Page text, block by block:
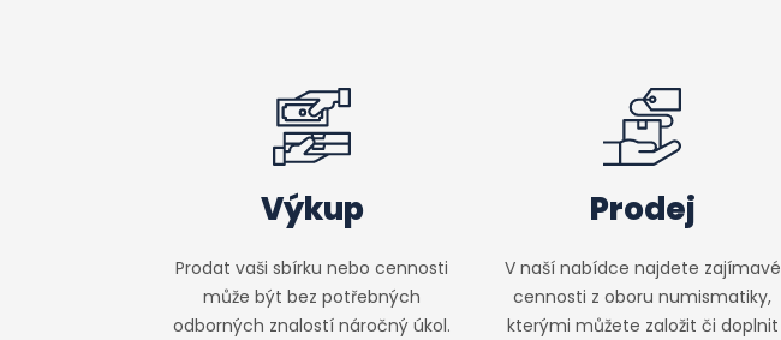
Výkup
Prodat vaši sbírku nebo cennosti
může být bez potřebných
odborných znalostí náročný úkol.
Prodej
V naší nabídce najdete zajímavé
cennosti z oboru numismatiky,
kterými můžete založit či doplnit